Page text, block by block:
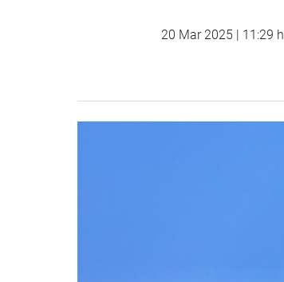
20 Mar 2025 | 11:29 h